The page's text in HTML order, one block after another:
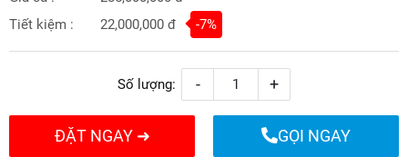
Tiết kiệm :
22,000,000 đ -7%
Số lượng: - +
ĐẶT NGAY ➜ GỌI NGAY